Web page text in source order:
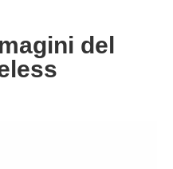
del